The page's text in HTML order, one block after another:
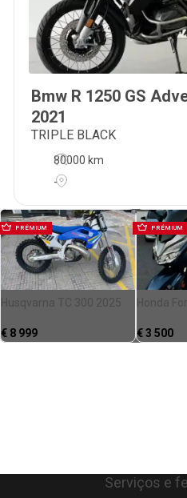
Bmw R 1250 GS
2021
TRIPLE BLACK
80000 km
-
PRÉMIUM
Husqvarna TC 300 2025
€ 8 999
PRÉMIUM
Honda
€3 500
Serviços e